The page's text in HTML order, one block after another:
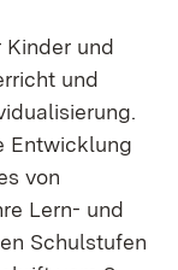
und
und
Entwicklung
von
Lern- und
Schulstufen